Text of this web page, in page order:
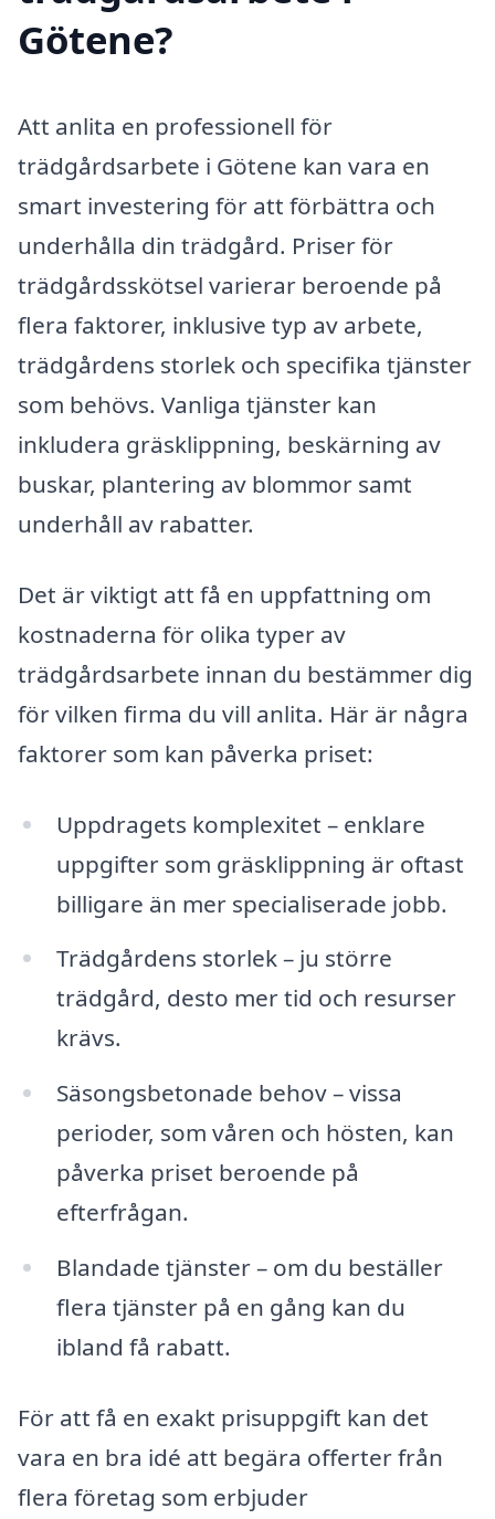
Götene?
Att anlita en professionell för
trädgårdsarbete i Götene kan vara en
smart investering för att förbättra och
underhålla din trädgård. Priser för
trädgårdsskötsel varierar beroende på
flera faktorer, inklusive typ av arbete,
trädgårdens storlek och specifika tjänster
som behövs. Vanliga tjänster kan
inkludera gräsklippning, beskärning av
buskar, plantering av blommor samt
underhåll av rabatter.
Det är viktigt att få en uppfattning om
kostnaderna för olika typer av
trädgårdsarbete innan du bestämmer dig
för vilken firma du vill anlita. Här är några
faktorer som kan påverka priset:
Uppdragets komplexitet – enklare
uppgifter som gräsklippning är oftast
billigare än mer specialiserade jobb.
Trädgårdens storlek – ju större
trädgård, desto mer tid och resurser
krävs.
Säsongsbetonade behov – vissa
perioder, som våren och hösten, kan
påverka priset beroende på
efterfrågan.
Blandade tjänster – om du beställer
flera tjänster på en gång kan du
ibland få rabatt.
För att få en exakt prisuppgift kan det
vara en bra idé att begära offerter från
flera företag som erbjuder